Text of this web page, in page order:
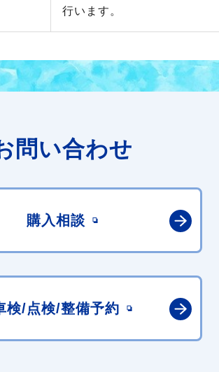
行います。
問い合わせ
購入相談
検/点検/整備予約